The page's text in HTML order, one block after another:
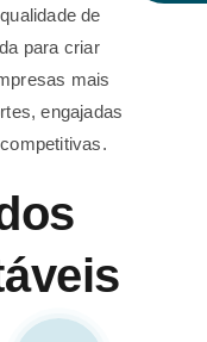
de
para criar
mais
engajadas